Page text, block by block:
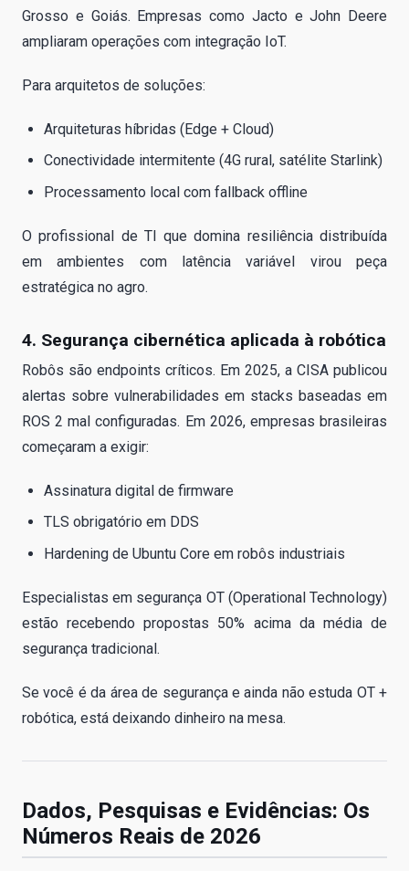
Grosso e Goiás. Empresas como Jacto e John Deere
ampliaram operações com integração IoT.
Para arquitetos de soluções:
Arquiteturas híbridas (Edge + Cloud)
Conectividade intermitente (4G rural, satélite Starlink)
Processamento local com fallback offline
O profissional de TI que domina resiliência distribuída
em ambientes com latência variável virou peça
estratégica no agro.
4. Segurança cibernética aplicada à robótica
Robôs são endpoints críticos. Em 2025, a CISA publicou
alertas sobre vulnerabilidades em stacks baseadas em
ROS 2 mal configuradas. Em 2026, empresas brasileiras
começaram a exigir:
Assinatura digital de firmware
TLS obrigatório em DDS
Hardening de Ubuntu Core em robôs industriais
Especialistas em segurança OT (Operational Technology)
estão recebendo propostas 50% acima da média de
segurança tradicional.
Se você é da área de segurança e ainda não estuda OT +
robótica, está deixando dinheiro na mesa.
Dados, Pesquisas e Evidências: Os
Números Reais de 2026